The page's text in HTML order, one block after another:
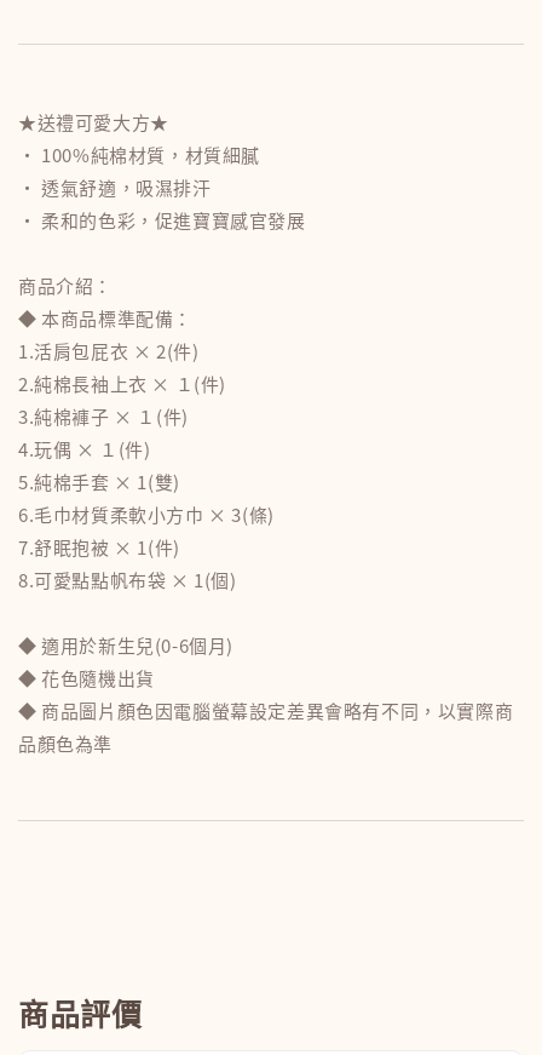
★送禮可愛大方★
• 100%純棉材質，材質細膩
• 透氣舒適，吸濕排汗
• 柔和的色彩，促進寶寶感官發展
商品介紹：
◆ 本商品標準配備：
1.活肩包屁衣 × 2(件)
2.純棉長袖上衣 × １(件)
3.純棉褲子 × １(件)
4.玩偶 × １(件)
5.純棉手套 × 1(雙)
6.毛巾材質柔軟小方巾 × 3(條)
7.舒眠抱被 × 1(件)
8.可愛點點帆布袋 × 1(個)
◆ 適用於新生兒(0-6個月)
◆ 花色隨機出貨
◆ 商品圖片顏色因電腦螢幕設定差異會略有不同，以實際商
品顏色為準
商品評價